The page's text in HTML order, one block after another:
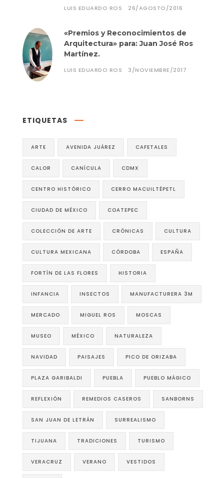
LUIS EDUARDO ROS 26/AGOSTO/2016
«Premios y Reconocimientos de
Arquitectura» para: Juan José Ros
Martínez.
LUIS EDUARDO ROS 3/NOVIEMBRE/2017
ETIQUETAS
ARTE AVENIDA JUÁREZ CAFETALES
CALOR CANÍCULA CDMX
CENTRO HISTÓRICO CERRO MACUILTÉPETL
CIUDAD DE MÉXICO COATEPEC
COLECCIÓN DE ARTE CRÓNICAS CULTURA
CULTURA MEXICANA CÓRDOBA ESPAÑA
FORTÍN DE LAS FLORES HISTORIA
INFANCIA INSECTOS MANUFACTURERA 3M
MERCADO MIGUEL ROS MOSCAS
MUSEO MÉXICO NATURALEZA
NAVIDAD PAISAJES PICO DE ORIZABA
PLAZA GARIBALDI PUEBLA PUEBLO MÁGICO
REFLEXIÓN REMEDIOS CASEROS SANBORNS
SAN JUAN DE LETRÁN SURREALISMO
TIJUANA TRADICIONES TURISMO
VERACRUZ VERANO VESTIDOS